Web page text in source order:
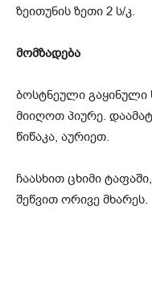
ზეითუნის ზეთი 2 ს/კ.
მომზადება
ბოსტნეული
მიიღოთ პიურე.
წიწაკა, აურიეთ.
ჩაასხით ცხიმი
შეწვით ორივე მხარეს.